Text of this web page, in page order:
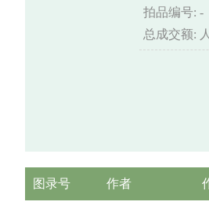
拍品编号: -
总成交额:
图录号 作者